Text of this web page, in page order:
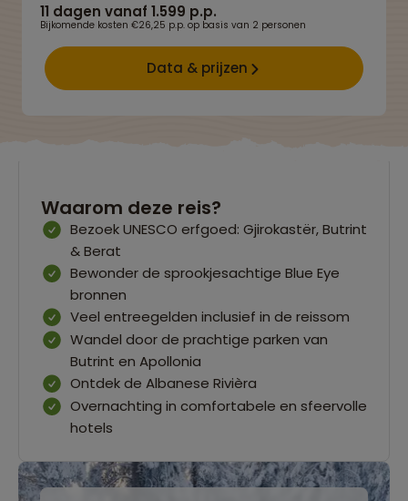
11 dagen vanaf 1.599 p.p.
Bijkomende kosten €26,25 p.p. op basis van 2 personen
Data & prijzen
Waarom deze reis?
Bezoek UNESCO erfgoed: Gjirokastër, Butrint
& Berat
Bewonder de sprookjesachtige Blue Eye
bronnen
Veel entreegelden inclusief in de reissom
Wandel door de prachtige parken van
Butrint en Apollonia
Ontdek de Albanese Rivièra
Overnachting in comfortabele en sfeervolle
hotels